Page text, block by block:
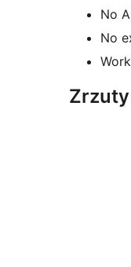
No
No